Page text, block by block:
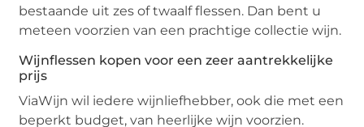
bestaande uit zes of twaalf flessen. Dan bent u
meteen voorzien van een prachtige collectie wijn.
Wijnflessen kopen voor een zeer aantrekkelijke
prijs
ViaWijn wil iedere wijnliefhebber, ook die met een
beperkt budget, van heerlijke wijn voorzien.